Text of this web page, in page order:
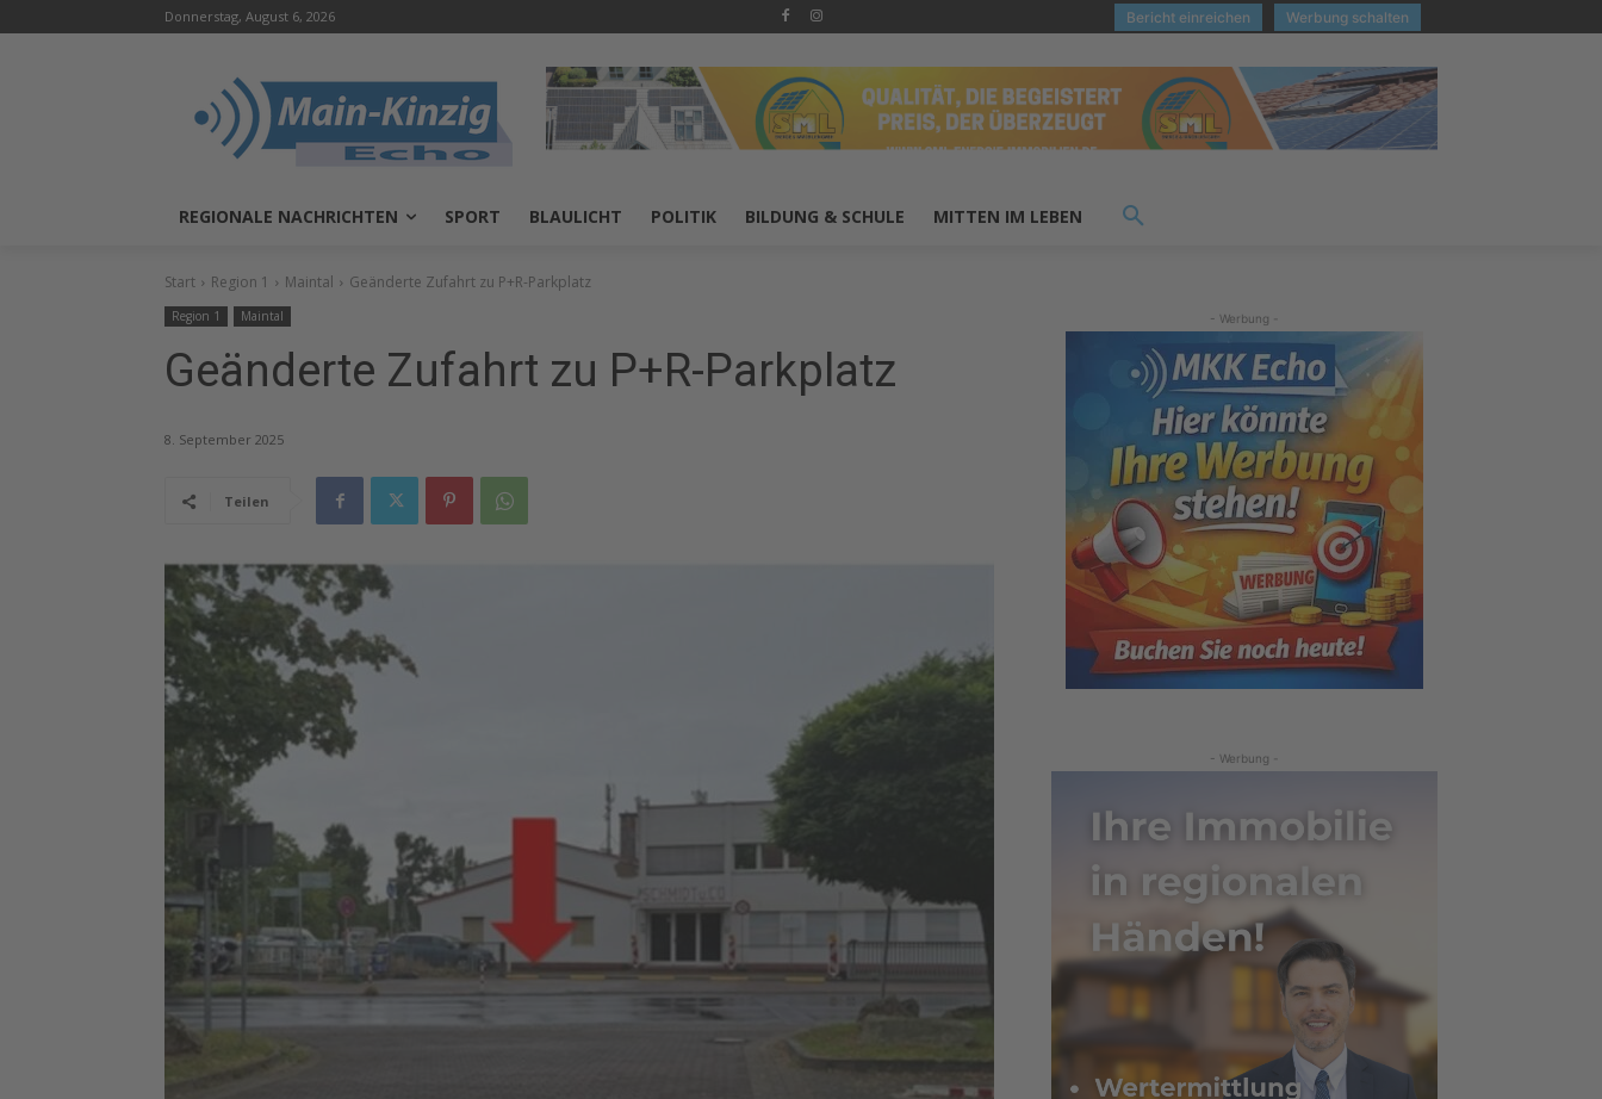
Donnerstag, August 6, 2026 Bericht einreichen Werbung schalten
REGIONALE NACHRICHTEN SPORT BLAULICHT POLITIK BILDUNG & SCHULE MITTEN IM LEBEN
Start Region 1 Maintal Geänderte Zufahrt zu P+R-Parkplatz
Region 1 Maintal
Geänderte Zufahrt zu P+R-Parkplatz
8. September 2025
Teilen
- Werbung -
- Werbung -